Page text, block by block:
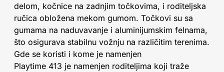
delom, kočnice na zadnjim točkovima, i roditeljska
ručica obložena mekom gumom. Točkovi su sa
gumama na naduvavanje i aluminijumskim felnama,
što osigurava stabilnu vožnju na različitim terenima.
Gde se koristi i kome je namenjen
Playtime 413 je namenjen roditeljima koji traže